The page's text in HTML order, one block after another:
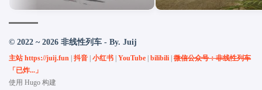
© 2022 ~ 2026 非线性列车 - By. Juij
主站 https://juij.fun 抖音 小红书 YouTube bilibili 微信公众号：非线性列车
「已炸...」
使用 Hugo 构建